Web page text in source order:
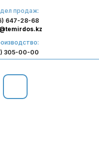
продаж:
647-28-68
305-00-00